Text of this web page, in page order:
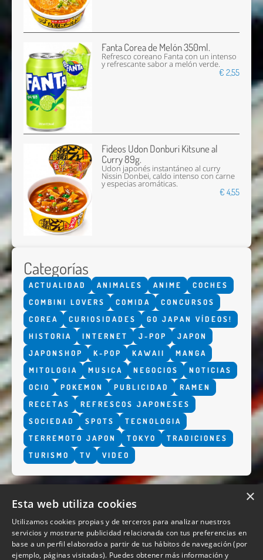
Fanta Corea de Melón 350ml.
Refresco coreano Fanta con un intenso
y refrescante sabor a melón verde.
€ 2,55
Fideos Udon Donburi Kitsune al
Curry 89g.
Udon japonés instantáneo al curry
Nissin Donbei, caldo intenso con carne
y especias aromáticas.
€ 4,55
Categorías
ACTUALIDAD ANIMALES ANIME
COCHES
COMBINI LOVERS
COMIDA
CONCURSOS
COREA
CURIOSIDADES
GO JAPAN VÍDEOS!
HISTORIA
INTERNET J-POP
JAPON
JAPONSHOP
K-POP KAWAII
MANGA
MITOLOGIA
MUSICA NEGOCIOS
NOTICIAS
OCIO
POKEMON PUBLICIDAD
RAMEN
RECETAS
REFRESCOS JAPONESES
SOCIEDAD
SPOTS
TECNOLOGIA
TERREMOTO JAPON
TOKYO
TRADICIONES
TURISMO
TV VIDEO
QUIENES SOMOS
×
Esta web utiliza cookies
Utilizamos cookies propias y de terceros para analizar nuestros
servicios y mostrarte publicidad relacionada con tus preferencias en
base a un perfil elaborado a partir de tus hábitos de navegación (por
ejemplo, páginas visitadas). Puedes obtener más información y